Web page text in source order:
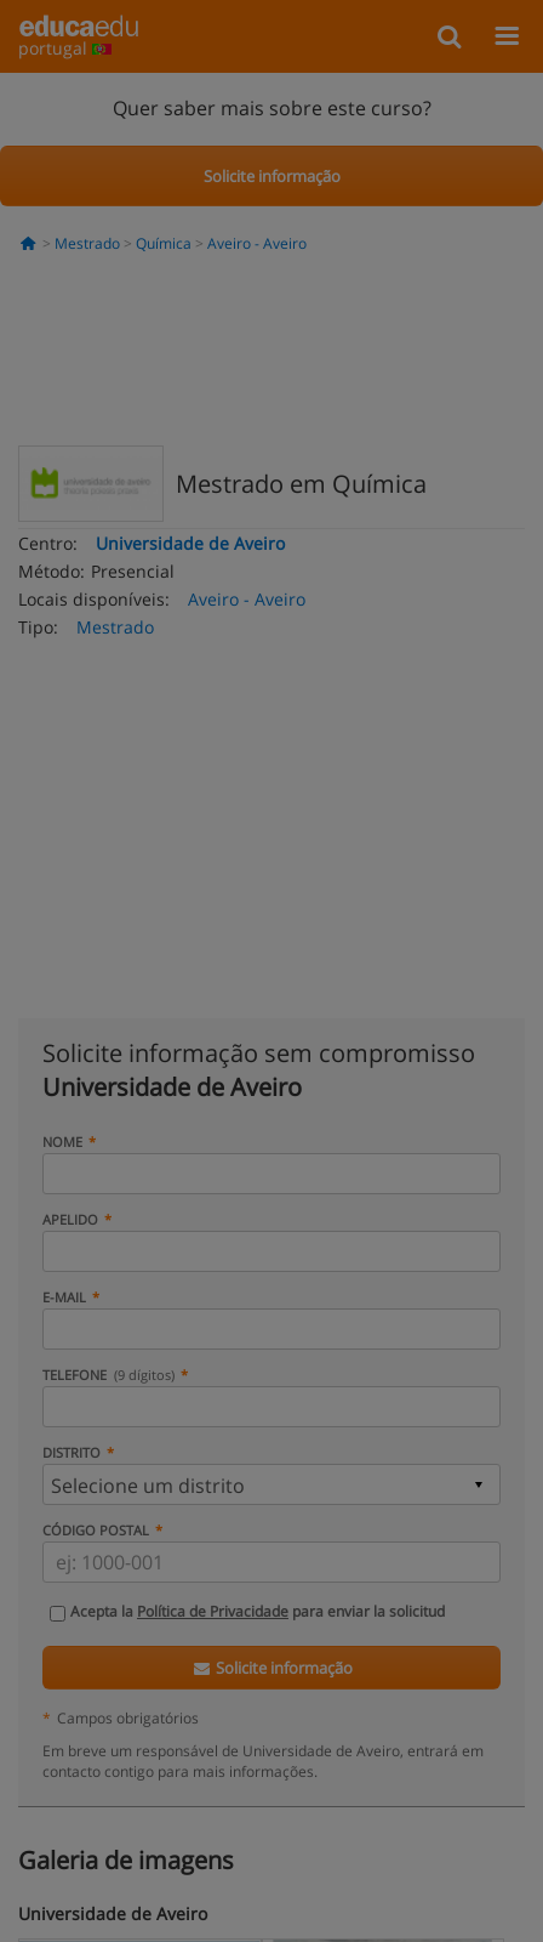
portugal
Quer saber mais sobre este curso?
Solicite informação
Mestrado Química Aveiro - Aveiro
Mestrado em Química
Centro:
Universidade de Aveiro
Método: Presencial
Locais disponíveis:
Aveiro - Aveiro
Tipo:
Mestrado
Solicite informação sem compromisso
Universidade de Aveiro
NOME
APELIDO
E-MAIL
TELEFONE (9 dígitos)
DISTRITO
CÓDIGO POSTAL
Acepta la Política de Privacidade para enviar la solicitud
Solicite informação
* Campos obrigatórios
Em breve um responsável de Universidade de Aveiro, entrará em
contacto contigo para mais informações.
Galeria de imagens
Universidade de Aveiro